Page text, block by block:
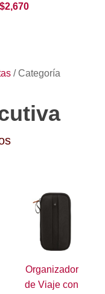
$2,670
/ Categoría
Ordenado
Organizador
de Viaje con